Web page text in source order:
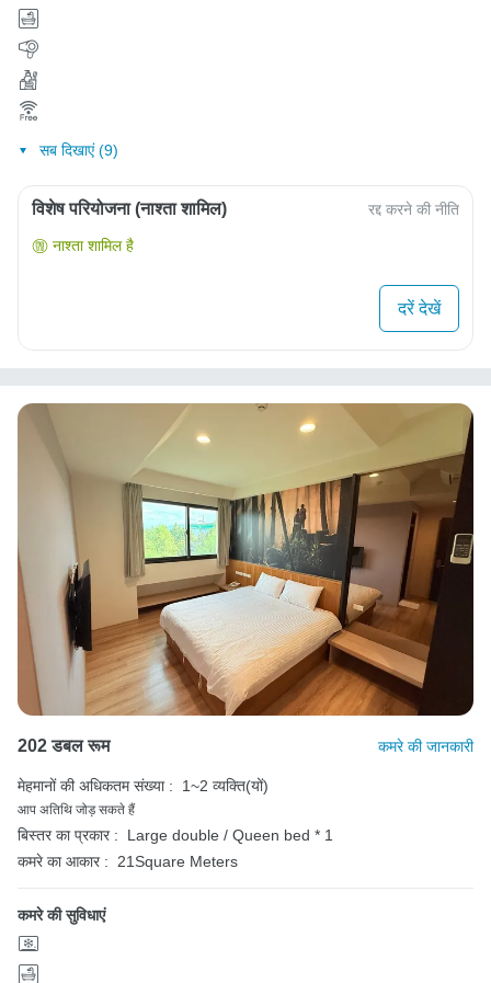
सब दिखाएं (9)
विशेष परियोजना (नाश्ता शामिल) रद्द करने की नीति
नाश्ता शामिल है
दरें देखें
202 डबल रूम कमरे की जानकारी
मेहमानों की अधिकतम संख्या : 1~2 व्यक्ति(यों)
आप अतिथि जोड़ सकते हैं
बिस्तर का प्रकार :
Large double / Queen bed * 1
कमरे का आकार : 21Square Meters
कमरे की सुविधाएं